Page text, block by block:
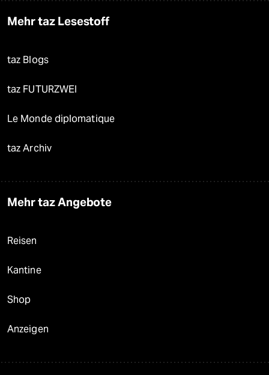
Mehr taz Lesestoff
taz Blogs
taz FUTURZWEI
Le Monde diplomatique
taz Archiv
Mehr taz Angebote
Reisen
Kantine
Shop
Anzeigen